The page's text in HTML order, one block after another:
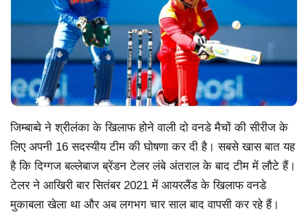
जिम्बाब्वे ने श्रीलंका के खिलाफ होने वाली दो वनडे मैचों की सीरीज के
लिए अपनी 16 सदस्यीय टीम की घोषणा कर दी है। सबसे खास बात यह
है कि दिग्गज बल्लेबाज ब्रेंडन टेलर लंबे अंतराल के बाद टीम में लौटे हैं।
टेलर ने आखिरी बार सितंबर 2021 में आयरलैंड के खिलाफ वनडे
मुकाबला खेला था और अब लगभग चार साल बाद वापसी कर रहे हैं।